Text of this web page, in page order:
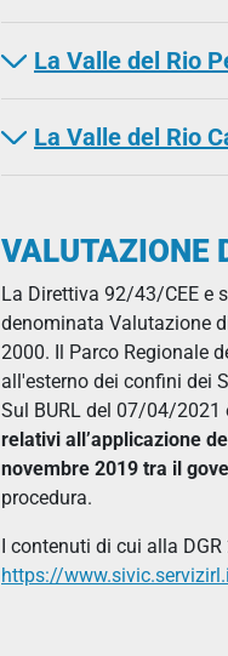
La Valle del Rio
La Valle del Rio
VALUTAZIONE
La Direttiva 92/43/CEE e
denominata Valutazione
2000. Il Parco Regionale
all'esterno dei confini dei
Sul BURL del 07/04/2021
relativi all’applicazione
novembre 2019 tra il
procedura.
I contenuti di cui alla
https://